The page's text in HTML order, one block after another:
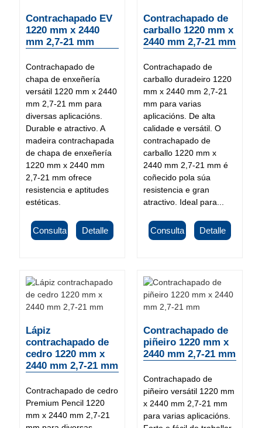
Contrachapado EV
1220 mm x 2440
mm 2,7-21 mm
Contrachapado de
chapa de enxeñería
versátil 1220 mm x 2440
mm 2,7-21 mm para
diversas aplicacións.
Durable e atractivo. A
madeira contrachapada
de chapa de enxeñería
1220 mm x 2440 mm
2,7-21 mm ofrece
resistencia e aptitudes
estéticas.
Consulta Detalle
Contrachapado de
carballo 1220 mm x
2440 mm 2,7-21 mm
Contrachapado de
carballo duradeiro 1220
mm x 2440 mm 2,7-21
mm para varias
aplicacións. De alta
calidade e versátil. O
contrachapado de
carballo 1220 mm x
2440 mm 2,7-21 mm é
coñecido pola súa
resistencia e gran
atractivo. Ideal para...
Consulta Detalle
Lápiz
contrachapado de
cedro 1220 mm x
2440 mm 2,7-21 mm
Contrachapado de cedro
Premium Pencil 1220
mm x 2440 mm 2,7-21
Contrachapado de
piñeiro 1220 mm x
2440 mm 2,7-21 mm
Contrachapado de
piñeiro versátil 1220 mm
x 2440 mm 2,7-21 mm
para varias aplicacións.